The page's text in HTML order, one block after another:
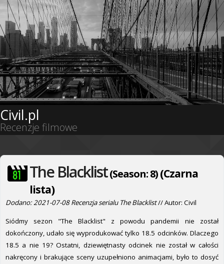
Civil.pl
Recenzje filmowe
The Blacklist(Season: 8)(Czarna
lista)
Dodano: 2021-07-08 Recenzja serialu The Blacklist// Autor: Civil
Siódmy sezon "The Blacklist" z powodu pandemii nie został
dokończony, udało się wyprodukować tylko 18.5 odcinków. Dlaczego
18.5 a nie 19? Ostatni, dziewiętnasty odcinek nie został w całości
nakręcony i brakujące sceny uzupełniono animacjami, było to dosyć